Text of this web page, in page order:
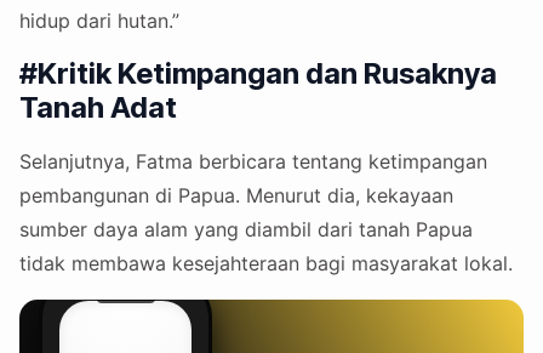
hidup dari hutan.”
#Kritik Ketimpangan dan Rusaknya
Tanah Adat
Selanjutnya, Fatma berbicara tentang ketimpangan
pembangunan di Papua. Menurut dia, kekayaan
sumber daya alam yang diambil dari tanah Papua
tidak membawa kesejahteraan bagi masyarakat lokal.